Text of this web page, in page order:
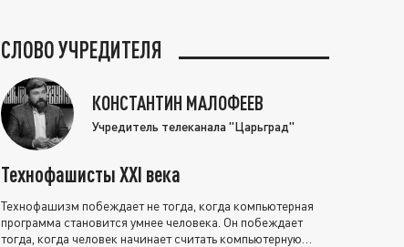
СЛОВО УЧРЕДИТЕЛЯ
КОНСТАНТИН МАЛОФЕЕВ
Учредитель телеканала "Царьград"
Технофашисты XXI века
Технофашизм побеждает не тогда, когда компьютерная
программа становится умнее человека. Он побеждает
тогда, когда человек начинает считать компьютерную